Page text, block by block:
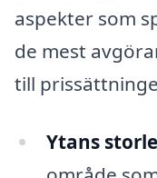
aspekter som
de mest
till
Ytans